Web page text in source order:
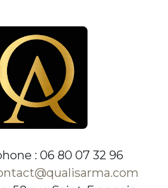
: 06 80 07 32 96